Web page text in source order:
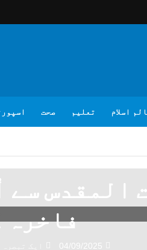
اسلام تعلیم صحت
فاخرہ
04/09/2025